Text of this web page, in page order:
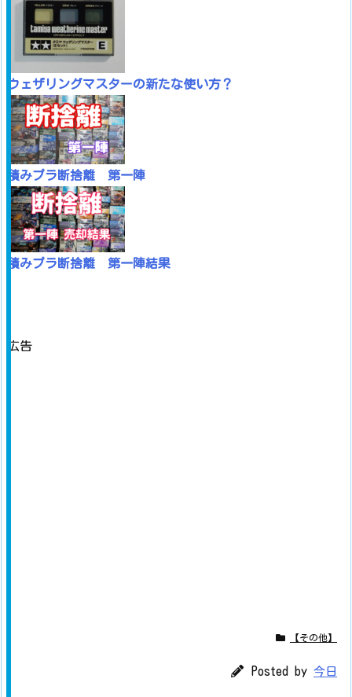
ウェザリングマスターの新たな使い方？
積みプラ断捨離 第一陣
積みプラ断捨離 第一陣結果
広告
【その他】
Posted by 今日